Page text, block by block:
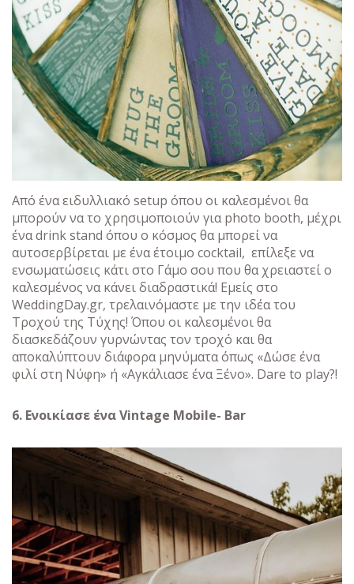
Από ένα ειδυλλιακό setup όπου οι καλεσμένοι θα
μπορούν να το χρησιμοποιούν για photo booth, μέχρι
ένα drink stand όπου ο κόσμος θα μπορεί να
αυτοσερβίρεται με ένα έτοιμο cocktail, επίλεξε να
ενσωματώσεις κάτι στο Γάμο σου που θα χρειαστεί ο
καλεσμένος να κάνει διαδραστικά! Εμείς στο
WeddingDay.gr, τρελαινόμαστε με την ιδέα του
Τροχού της Τύχης! Όπου οι καλεσμένοι θα
διασκεδάζουν γυρνώντας τον τροχό και θα
αποκαλύπτουν διάφορα μηνύματα όπως «Δώσε ένα
φιλί στη Νύφη» ή «Αγκάλιασε ένα Ξένο». Dare to play?!
6. Ενοικίασε ένα Vintage Mobile- Bar